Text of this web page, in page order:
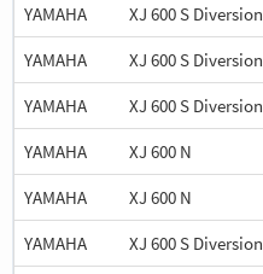
YAMAHA
XJ 600 S Diversion
YAMAHA
XJ 600 S Diversion
YAMAHA
XJ 600 S Diversion
YAMAHA
XJ 600 N
YAMAHA
XJ 600 N
YAMAHA
XJ 600 S Diversion